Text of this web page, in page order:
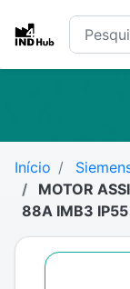
Início
MOTOR
88A IMB3 IP55